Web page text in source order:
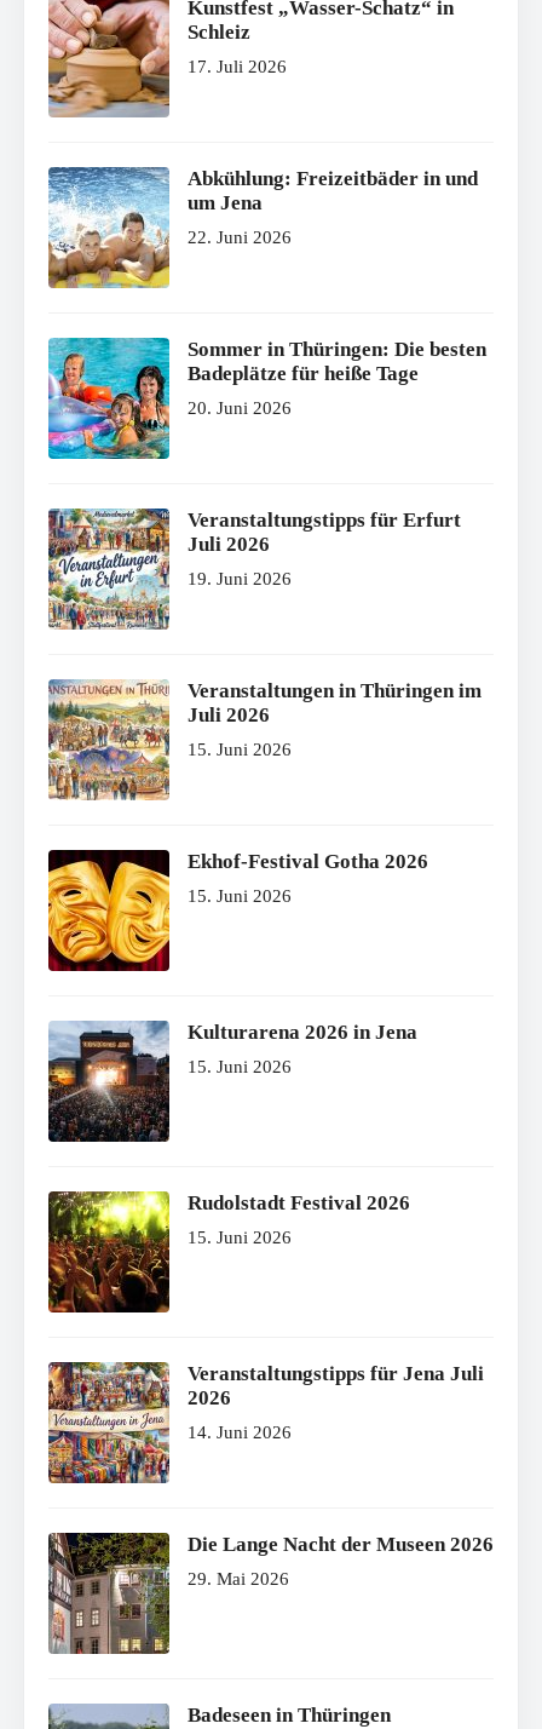
Kunstfest „Wasser-Schatz“ in
Schleiz
17. Juli 2026
Abkühlung: Freizeitbäder in und
um Jena
22. Juni 2026
Sommer in Thüringen: Die besten
Badeplätze für heiße Tage
20. Juni 2026
Veranstaltungstipps für Erfurt
Juli 2026
19. Juni 2026
Veranstaltungen in Thüringen im
Juli 2026
15. Juni 2026
Ekhof-Festival Gotha 2026
15. Juni 2026
Kulturarena 2026 in Jena
15. Juni 2026
Rudolstadt Festival 2026
15. Juni 2026
Veranstaltungstipps für Jena Juli
2026
14. Juni 2026
Die Lange Nacht der Museen 2026
29. Mai 2026
Badeseen in Thüringen